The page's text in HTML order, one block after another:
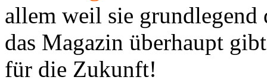
allem weil sie grundlegend
das Magazin überhaupt
für die Zukunft!